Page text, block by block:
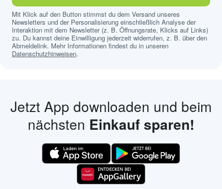
Mit Klick auf den Button stimmst du dem Versand unseres
Newsletters und der Personalisierung einschließlich Analyse der
Interaktion mit dem Newsletter (z. B. Öffnungsrate, Klicks auf Links)
zu. Du kannst deine Einwilligung jederzeit widerrufen, z. B. über den
Abmeldelink. Mehr Informationen findest du in unseren
Datenschutzhinweisen.
Jetzt App downloaden und beim
nächsten Einkauf sparen!